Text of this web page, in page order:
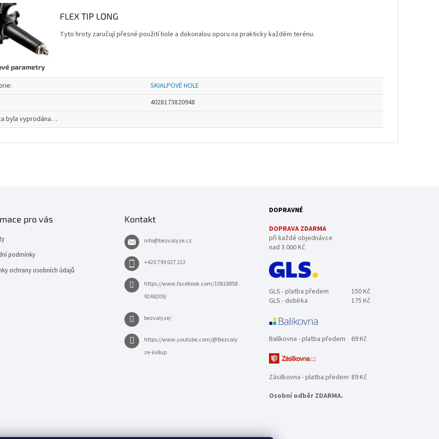
FLEX TIP LONG
Tyto hroty zaručují přesné použití hole a dokonalou oporu na prakticky každém terénu.
parametry
:
SKIALPOVÉ HOLE
4028173820948
byla vyprodána…
pro vás
podmínky
ochrany osobních údajů
Kontakt
info@bezvalyze.cz
+420 799 027 222
https://www.facebook.com/10818858
9248209/
bezvalyze/
https://www.youtube.com/@Bezvaly
ze-kx8up
DOPRAVNÉ
DOPRAVA ZDARMA
při každé objednávce
nad 3 000 Kč
GLS - platba předem
150 Kč
GLS - dobírka
175 Kč
Balíkovna - platba předem 69 Kč
Zásilkovna - platba předem 89 Kč
Osobní odběr ZDARMA.